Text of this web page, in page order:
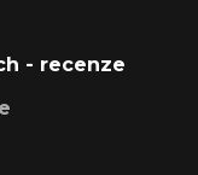
- recenze